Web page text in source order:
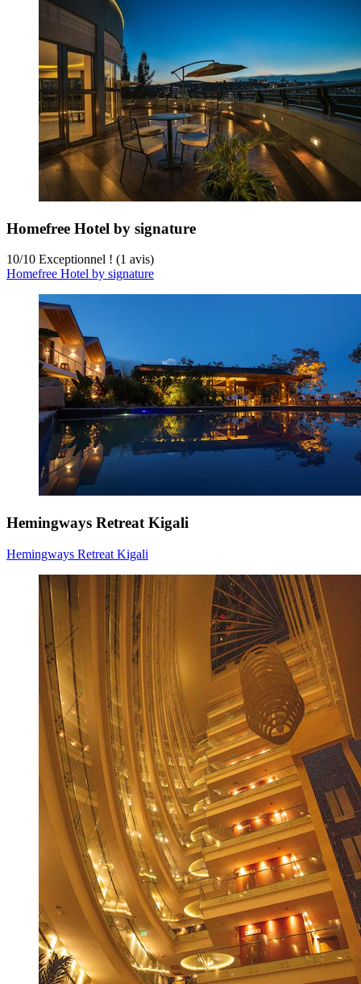
Homefree Hotel by signature
10/10 Exceptionnel ! (1 avis)
Homefree Hotel by signature
Hemingways Retreat Kigali
Hemingways Retreat Kigali